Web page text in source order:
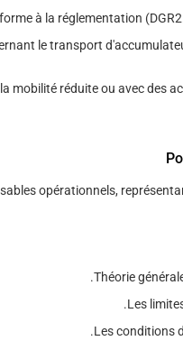
à la réglementation
le transport
mobilité réduite ou avec des
opérationnels,
Théorie
Les
Les conditions